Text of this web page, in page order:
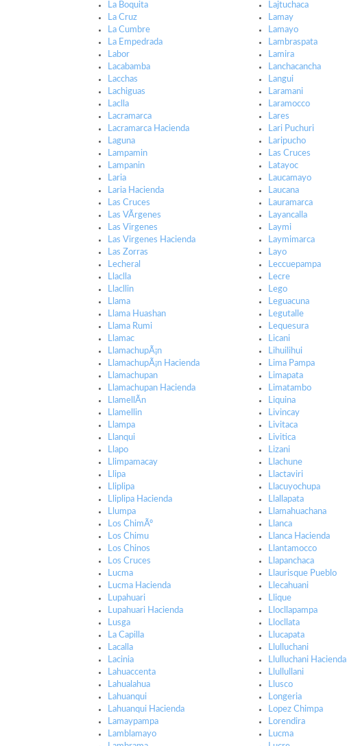
La Boquita
La Cruz
La Cumbre
La Empedrada
Labor
Lacabamba
Lacchas
Lachiguas
Laclla
Lacramarca
Lacramarca Hacienda
Laguna
Lampamin
Lampanin
Laria
Laria Hacienda
Las Cruces
Las VÃ­rgenes
Las Virgenes
Las Virgenes Hacienda
Las Zorras
Lecheral
Llaclla
Llacllin
Llama
Llama Huashan
Llama Rumi
Llamac
LlamachupÃ¡n
LlamachupÃ¡n Hacienda
Llamachupan
Llamachupan Hacienda
LlamellÃ­n
Llamellin
Llampa
Llanqui
Llapo
Llimpamacay
Llipa
Lliplipa
Lliplipa Hacienda
Llumpa
Los ChimÃº
Los Chimu
Los Chinos
Los Cruces
Lucma
Lucma Hacienda
Lupahuari
Lupahuari Hacienda
Lusga
La Capilla
Lacalla
Lacinia
Lahuaccenta
Lahualahua
Lahuanqui
Lahuanqui Hacienda
Lamaypampa
Lamblamayo
Lajtuchaca
Lamay
Lamayo
Lambraspata
Lamira
Lanchacancha
Langui
Laramani
Laramocco
Lares
Lari Puchuri
Laripucho
Las Cruces
Latayoc
Laucamayo
Laucana
Lauramarca
Layancalla
Laymi
Laymimarca
Layo
Leccuepampa
Lecre
Lego
Leguacuna
Legutalle
Lequesura
Licani
Lihuilihui
Lima Pampa
Limapata
Limatambo
Liquina
Livincay
Livitaca
Livitica
Lizani
Llachune
Llactaviri
Llacuyochupa
Llallapata
Llamahuachana
Llanca
Llanca Hacienda
Llantamocco
Llapanchaca
Llaurisque Pueblo
Llecahuani
Llique
Llocllapampa
Llocllata
Llucapata
Llulluchani
Llulluchani Hacienda
Llullullani
Llusco
Longeria
Lopez Chimpa
Lorendira
Lucma